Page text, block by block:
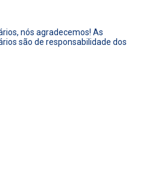
nós agradecemos! As
são de responsabilidade dos